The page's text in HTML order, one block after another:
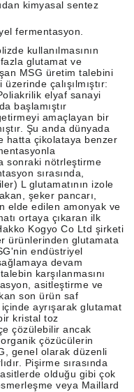
kimyasal sentez
fermentasyon.
kullanılmasının
glutamat ve
MSG üretim talebini
çalışılmıştır:
elyaf sanayi
başlamıştır
amaçlayan bir
Şu anda dünyada
hatta çikolataya benzer
sonraki nötrleştirme
sırasında,
L glutamatının izole
şeker pancarı,
elde edilen amonyak ve
ortaya çıkaran ilk
Kogyo Co Ltd şirketi
ürünlerinden glutamata
endüstriyel
devam
karşılanmasını
asitleştirme ve
son ürün saf
ayrışarak glutamat
kristal toz
çözülebilir ancak
çözücülerin
genel olarak düzenli
Pişirme sırasında
olduğu gibi çok
veya Maillard